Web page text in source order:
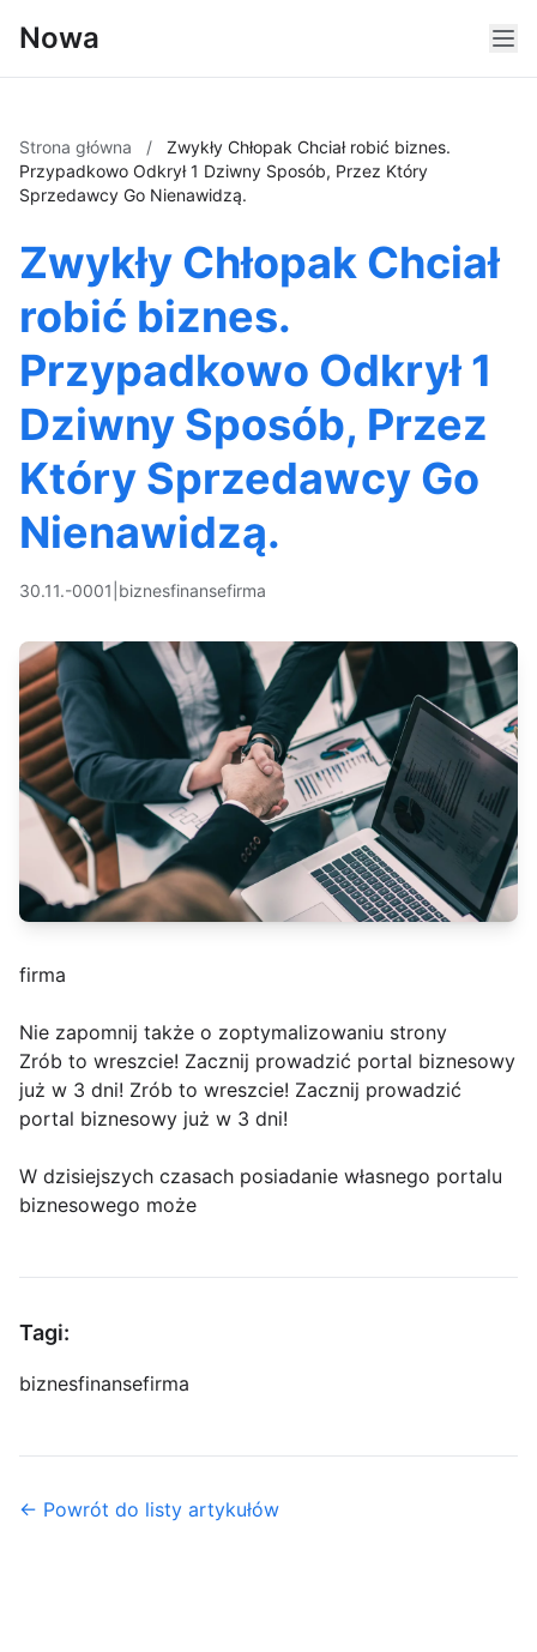
Nowa
Strona główna /
Zwykły Chłopak Chciał robić biznes.
Przypadkowo Odkrył 1 Dziwny Sposób, Przez Który
Sprzedawcy Go Nienawidzą.
Zwykły Chłopak Chciał
robić biznes.
Przypadkowo Odkrył 1
Dziwny Sposób, Przez
Który Sprzedawcy Go
Nienawidzą.
30.11.-0001 biznesfinansefirma
firma
Nie zapomnij także o zoptymalizowaniu strony
Zrób to wreszcie! Zacznij prowadzić portal biznesowy
już w 3 dni! Zrób to wreszcie! Zacznij prowadzić
portal biznesowy już w 3 dni!
W dzisiejszych czasach posiadanie własnego portalu
biznesowego może
Tagi:
biznesfinansefirma
← Powrót do listy artykułów